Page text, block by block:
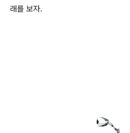
래를 보자.